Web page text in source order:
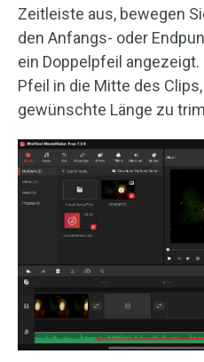
Zeitleiste aus, bewegen
den Anfangs- oder
ein Doppelpfeil angezeigt.
Pfeil in die Mitte des
gewünschte Länge zu